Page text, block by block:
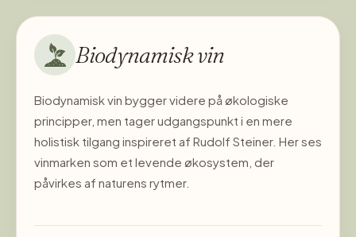
Biodynamisk vin
Biodynamisk vin bygger videre på økologiske
principper, men tager udgangspunkt i en mere
holistisk tilgang inspireret af Rudolf Steiner. Her ses
vinmarken som et levende økosystem, der
påvirkes af naturens rytmer.